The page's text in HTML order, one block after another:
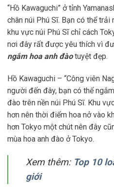
“Hồ Kawaguchi” ở tỉnh
chân núi Phú Sĩ. Bạn có thể
khu vực núi Phú Sĩ chỉ cách
nơi đây rất được yêu thích vì
ngắm hoa anh đàotuyệt đẹp.
Hồ Kawaguchi – “Công viên
người đến đây, bạn có thể
đào trên nền núi Phú Sĩ. Khu
hơn nên thời điểm hoa nở vào
hơn Tokyo một chút nên đây
mùa hoa anh đào ở Tokyo.
Xem thêm: Top 10
giới